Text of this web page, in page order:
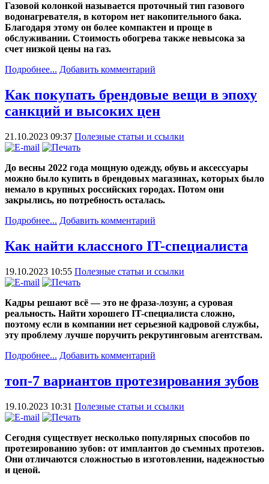
Газовой колонкой называется проточный тип газового
водонагревателя, в котором нет накопительного бака.
Благодаря этому он более компактен и проще в
обслуживании. Стоимость обогрева также невысока за
счет низкой цены на газ.
Подробнее... Добавить комментарий
Как покупать брендовые вещи в эпоху
санкций и высоких цен
21.10.2023 09:37 Полезные статьи и ссылки
До весны 2022 года мощную одежду, обувь и аксессуары
можно было купить в брендовых магазинах, которых было
немало в крупных российских городах. Потом они
закрылись, но потребность осталась.
Подробнее... Добавить комментарий
Как найти классного IT-специалиста
19.10.2023 10:55 Полезные статьи и ссылки
Кадры решают всё — это не фраза-лозунг, а суровая
реальность. Найти хорошего IT-специалиста сложно,
поэтому если в компании нет серьезной кадровой службы,
эту проблему лучше поручить рекрутинговым агентствам.
Подробнее... Добавить комментарий
топ-7 вариантов протезирования зубов
19.10.2023 10:31 Полезные статьи и ссылки
Сегодня существует несколько популярных способов по
протезированию зубов: от имплантов до съемных протезов.
Они отличаются сложностью в изготовлении, надежностью
и ценой.